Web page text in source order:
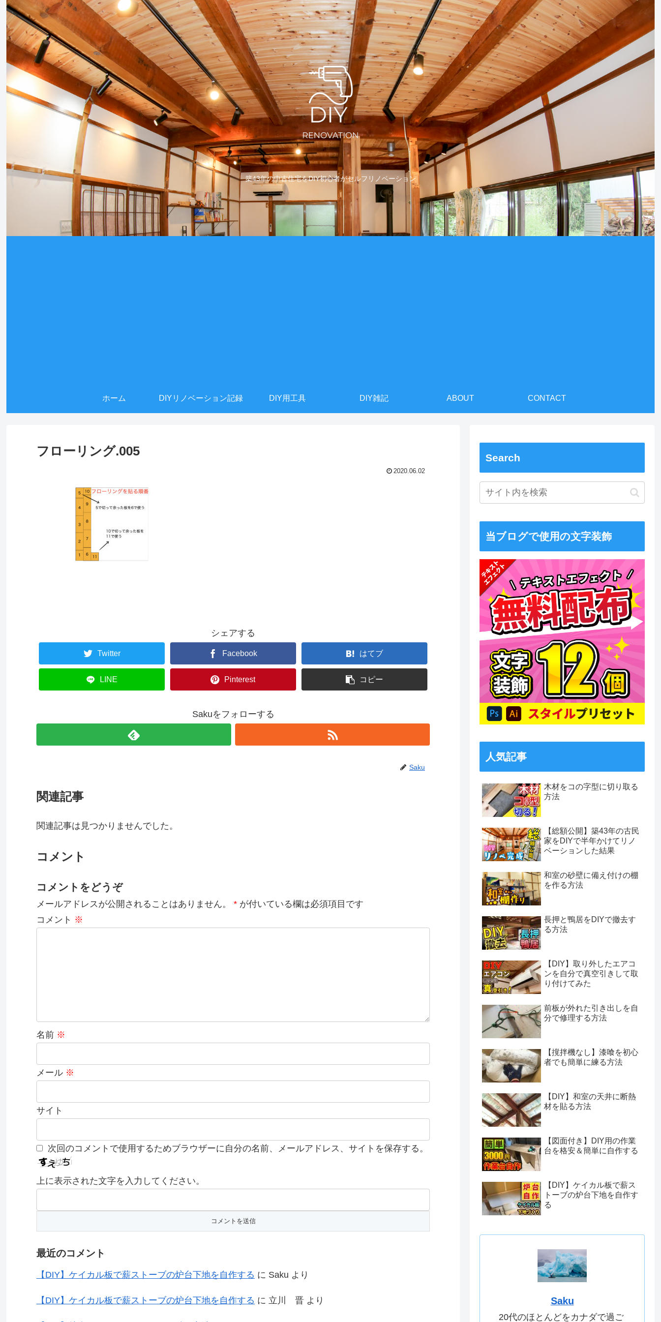
築43年の中古住宅をDIY初心者がセルフリノベーション
ホーム DIYリノベーション記録 DIY用工具 DIY雑記 ABOUT CONTACT
フローリング.005
2020.06.02
シェアする
Twitter Facebook はてブ
LINE Pinterest コピー
Sakuをフォローする
Saku
関連記事
関連記事は見つかりませんでした。
コメント
コメントをどうぞ
メールアドレスが公開されることはありません。 * が付いている欄は必須項目です
コメント ※
名前 ※
メール ※
サイト
次回のコメントで使用するためブラウザーに自分の名前、メールアドレス、サイトを保存する。
上に表示された文字を入力してください。
最近のコメント
【DIY】ケイカル板で薪ストーブの炉台下地を自作する に Saku より
【DIY】ケイカル板で薪ストーブの炉台下地を自作する に 立川 晋 より
Search
当ブログで使用の文字装飾
人気記事
木材をコの字型に切り取る
方法
【総額公開】築43年の古民
家をDIYで半年かけてリノ
ベーションした結果
和室の砂壁に備え付けの棚
を作る方法
長押と鴨居をDIYで撤去す
る方法
【DIY】取り外したエアコ
ンを自分で真空引きして取
り付けてみた
前板が外れた引き出しを自
分で修理する方法
【撹拌機なし】漆喰を初心
者でも簡単に練る方法
【DIY】和室の天井に断熱
材を貼る方法
【図面付き】DIY用の作業
台を格安＆簡単に自作する
【DIY】ケイカル板で薪ス
トーブの炉台下地を自作す
る
Saku
20代のほとんどをカナダで過ご